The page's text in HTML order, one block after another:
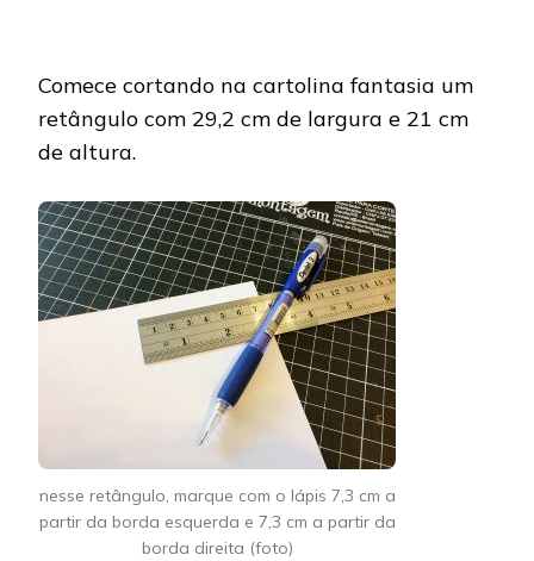
Comece cortando na cartolina fantasia um
retângulo com 29,2 cm de largura e 21 cm
de altura.
nesse retângulo, marque com o lápis 7,3 cm a
partir da borda esquerda e 7,3 cm a partir da
borda direita (foto)